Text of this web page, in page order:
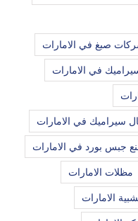
صبغ في الامارات
في الامارات
سيراميك في الامارات
جبس بورد في الامارات
مظلات الامارات
الامارات